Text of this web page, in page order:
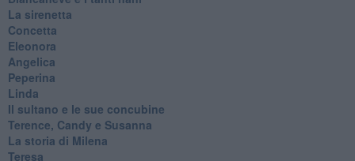
La sirenetta
Concetta
Eleonora
Angelica
Peperina
Linda
Il sultano e le sue concubine
Terence, Candy e Susanna
La storia di Milena
Teresa